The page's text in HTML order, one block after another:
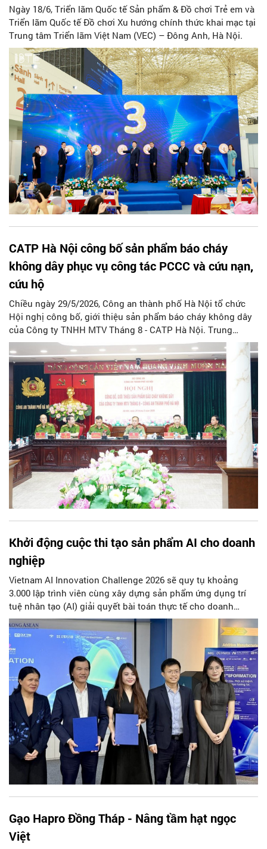
Ngày 18/6, Triển lãm Quốc tế Sản phẩm & Đồ chơi Trẻ em và
Triển lãm Quốc tế Đồ chơi Xu hướng chính thức khai mạc tại
Trung tâm Triển lãm Việt Nam (VEC) – Đông Anh, Hà Nội.
CATP Hà Nội công bố sản phẩm báo cháy
không dây phục vụ công tác PCCC và cứu nạn,
cứu hộ
Chiều ngày 29/5/2026, Công an thành phố Hà Nội tổ chức
Hội nghị công bố, giới thiệu sản phẩm báo cháy không dây
của Công ty TNHH MTV Tháng 8 - CATP Hà Nội. Trung
tướng Nguyễn Thanh Tùng - Ủy viên Ban Thường vụ Thành
ủy, Bí thư Đảng ủy, Giám đốc CATP Hà Nội dự và chủ trì Hội
nghị.
Khởi động cuộc thi tạo sản phẩm AI cho doanh
nghiệp
Vietnam AI Innovation Challenge 2026 sẽ quy tụ khoảng
3.000 lập trình viên cùng xây dựng sản phẩm ứng dụng trí
tuệ nhân tạo (AI) giải quyết bài toán thực tế cho doanh
nghiệp.
Gạo Hapro Đồng Tháp - Nâng tầm hạt ngọc
Việt